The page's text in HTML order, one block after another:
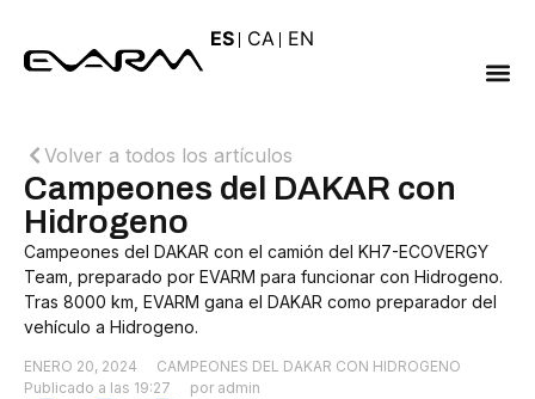
ES CA EN
Volver a todos los artículos
Campeones del DAKAR con
Hidrogeno
Campeones del DAKAR con el camión del KH7-ECOVERGY
Team, preparado por EVARM para funcionar con Hidrogeno.
Tras 8000 km, EVARM gana el DAKAR como preparador del
vehículo a Hidrogeno.
ENERO 20, 2024
CAMPEONES DEL DAKAR CON HIDROGENO
Publicado a las 19:27 por admin